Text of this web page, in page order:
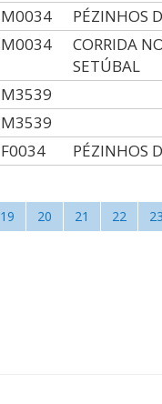
M0034 PÉZINHOS
M0034
CORRIDA
SETÚBAL
M3539
M3539
F0034 PÉZINHOS
19 20 21 22 23